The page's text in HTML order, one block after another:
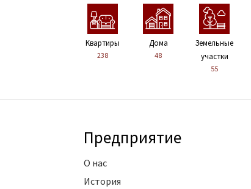
Kвартиры
238
Дома
48
Земельные
участки
55
Предприятие
О нас
История